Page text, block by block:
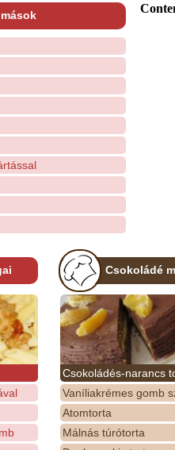
Csokoládé
Csokoládés-narancs
Vaníliakrémes gomb
Atomtorta
Málnás túrótorta